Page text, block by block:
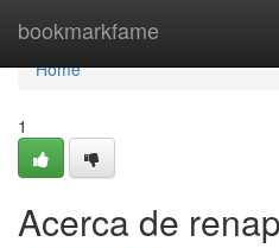
bookmarkfame
Home
Home
1
Acerca de